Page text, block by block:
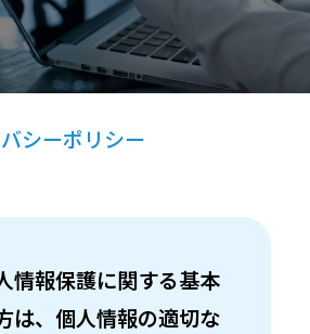
シーポリシー
情報保護に関する基本
は、個人情報の適切な